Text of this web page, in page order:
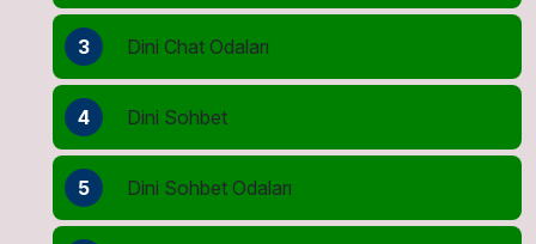
3 Dini Chat Odaları
4 Dini Sohbet
5 Dini Sohbet Odaları